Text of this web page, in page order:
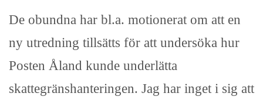
De obundna har bl.a. motionerat om att en
ny utredning tillsätts för att undersöka hur
Posten Åland kunde underlätta
skattegränshanteringen. Jag har inget i sig att